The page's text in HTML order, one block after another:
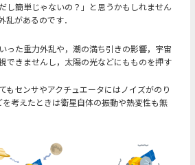
し簡単じゃないの？」と思うかもしれません
があるのです．
った重力外乱や，潮の満ち引きの影響，宇宙
できませんし，太陽の光などにもものを押す
もセンサやアクチュエータにはノイズがのり
考えたときは衛星自体の振動や熱変性も無